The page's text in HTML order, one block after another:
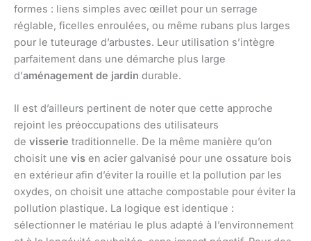
formes : liens simples avec œillet pour un serrage
réglable, ficelles enroulées, ou même rubans plus larges
pour le tuteurage d’arbustes. Leur utilisation s’intègre
parfaitement dans une démarche plus large
d’aménagement de jardin durable.
Il est d’ailleurs pertinent de noter que cette approche
rejoint les préoccupations des utilisateurs
de visserie traditionnelle. De la même manière qu’on
choisit une vis en acier galvanisé pour une ossature bois
en extérieur afin d’éviter la rouille et la pollution par les
oxydes, on choisit une attache compostable pour éviter la
pollution plastique. La logique est identique :
sélectionner le matériau le plus adapté à l’environnement